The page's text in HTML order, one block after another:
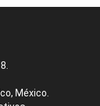
México.